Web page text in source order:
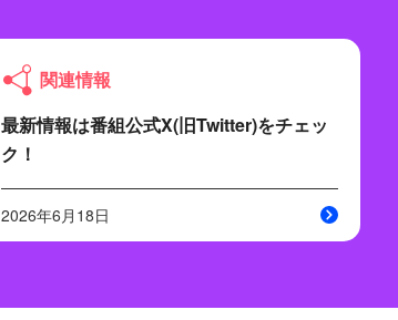
関連情報
最新情報は番組公式X(旧Twitter)をチェッ
ク！
2026年6月18日